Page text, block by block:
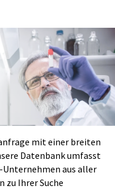
mit einer breiten
Datenbank umfasst
aus aller
zu Ihrer Suche